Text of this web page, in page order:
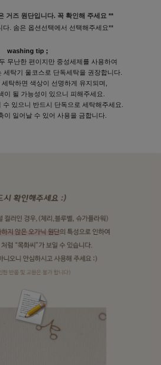
거즈 원단입니다. 꼭 확인해 주세요 **
다. 솜은 옵션선택에서 선택해주세요**
washing tip ;
무난한 편이지만 중성세제를 사용하여
세탁기 울코스로 단독세탁을 권장합니다.
탁하면 색상이 선명하게 유지되며,
이 될 가능성이 있으니 피해주세요.
있으니 반드시 단독으로 세탁해주세요.
이 일어날 수 있어 사용을 금합니다.